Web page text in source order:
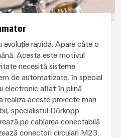
rapidă. Apare câte o
Acesta este motivul
necesită sisteme
de automatizate, în special
electronic aflat în plină
realiza aceste proiecte mari
specialistul Dürkopp
pe cablarea conectabilă
conectori circulari M23.